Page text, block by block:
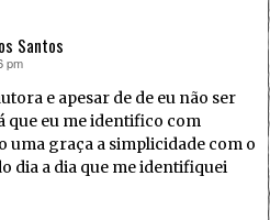
Santos
pm
e apesar de de eu não ser
que eu me identifico com
uma graça a simplicidade com o
dia a dia que me identifiquei